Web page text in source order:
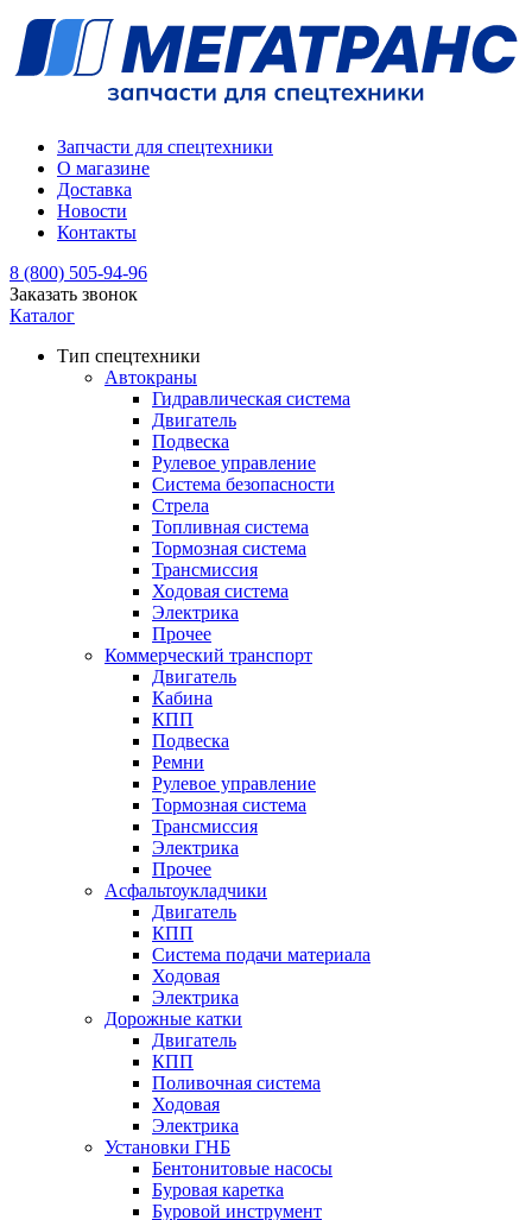
Запчасти для спецтехники
О магазине
Доставка
Новости
Контакты
8 (800) 505-94-96
Заказать звонок
Каталог
Тип спецтехники
Автокраны
Гидравлическая система
Двигатель
Подвеска
Рулевое управление
Система безопасности
Стрела
Топливная система
Тормозная система
Трансмиссия
Ходовая система
Электрика
Прочее
Коммерческий транспорт
Двигатель
Кабина
КПП
Подвеска
Ремни
Рулевое управление
Тормозная система
Трансмиссия
Электрика
Прочее
Асфальтоукладчики
Двигатель
КПП
Система подачи материала
Ходовая
Электрика
Дорожные катки
Двигатель
КПП
Поливочная система
Ходовая
Электрика
Установки ГНБ
Бентонитовые насосы
Буровая каретка
Буровой инструмент